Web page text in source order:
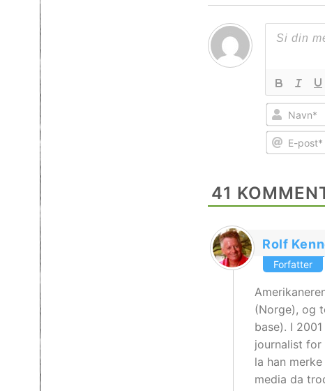
41
Rolf
Forfatter
(Norge), og
base). I
journalist for
la han
media da